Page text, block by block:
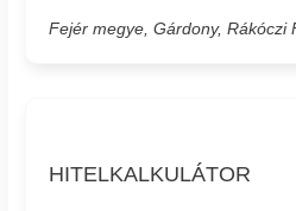
Fejér megye, Gárdony, Rákóczi
HITELKALKULÁTOR